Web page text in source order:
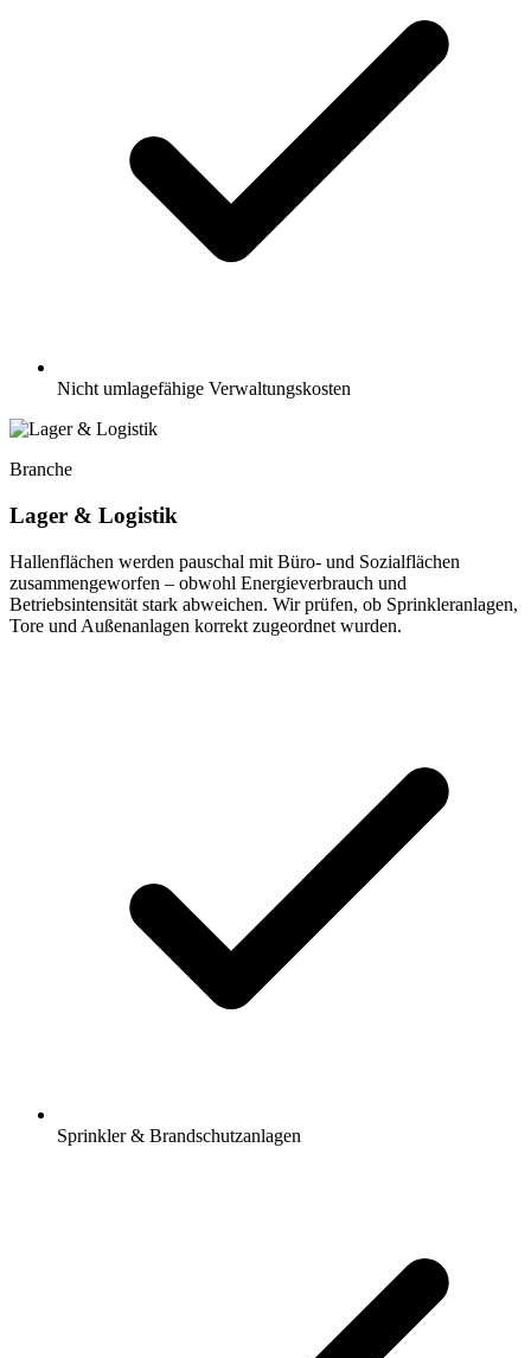
Nicht umlagefähige Verwaltungskosten
Branche
Lager & Logistik
Hallenflächen werden pauschal mit Büro- und Sozialflächen
zusammengeworfen – obwohl Energieverbrauch und
Betriebsintensität stark abweichen. Wir prüfen, ob Sprinkleranlagen,
Tore und Außenanlagen korrekt zugeordnet wurden.
Sprinkler & Brandschutzanlagen